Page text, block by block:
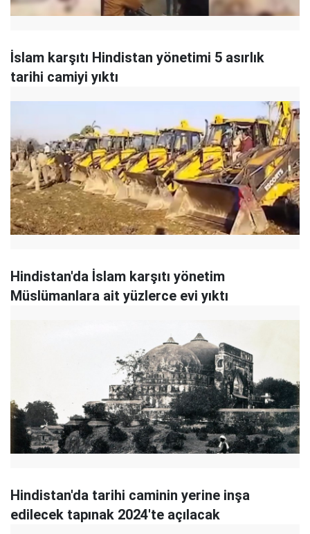
İslam karşıtı Hindistan yönetimi 5 asırlık
tarihi camiyi yıktı
Hindistan'da İslam karşıtı yönetim
Müslümanlara ait yüzlerce evi yıktı
Hindistan'da tarihi caminin yerine inşa
edilecek tapınak 2024'te açılacak